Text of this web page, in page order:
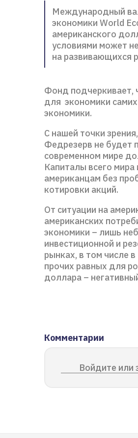
Международный
экономики World
американского
условиями может
на развивающихся
Фонд подчеркивает,
для экономики
экономики.
С нашей точки
Федрезерв не будет
современном мире
Капиталы всего
американцам без
котировки акций.
От ситуации на
американских
экономики – лишь
инвестиционной и
рынках, в том числе
прочих равных для
доллара –
Комментарии
Войдите или